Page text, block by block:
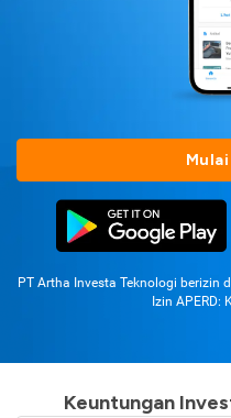
PT Artha Investa Teknologi berizin
Izin APERD:
Keuntungan